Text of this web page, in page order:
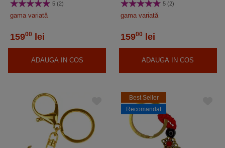
5 (2)
gama variată
15900 lei
ADAUGA IN COS
ghinionului, Life Force metal
solid auriu 11 cm
5 (2)
gama variată
15900 lei
ADAUGA IN COS
Best Seller
Recomandat